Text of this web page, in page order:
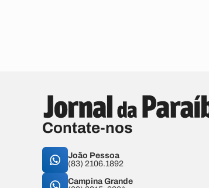
Contate-nos
João Pessoa
(83) 2106.1892
Campina Grande